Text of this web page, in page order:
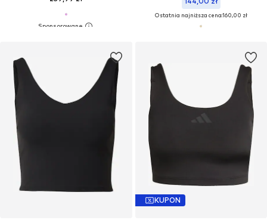
Ostatnia najniższa cena:160,00 zł
KUPON